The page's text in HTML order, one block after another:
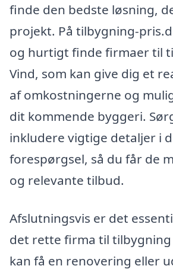
finde den bedste løsning,
projekt. På tilbygning-
og hurtigt finde firmaer til
Vind, som kan give dig et
af omkostningerne og
dit kommende byggeri.
inkludere vigtige detaljer i
forespørgsel, så du får de
og relevante tilbud.
Afslutningsvis er det
det rette firma til tilbygning
kan få en renovering eller